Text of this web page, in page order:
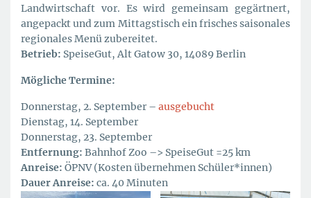
Landwirtschaft vor. Es wird gemeinsam gegärtnert,
angepackt und zum Mittagstisch ein frisches saisonales
regionales Menü zubereitet.
Betrieb: SpeiseGut, Alt Gatow 30, 14089 Berlin
MöglicheTermine:
Donnerstag, 2. September – ausgebucht
Dienstag, 14. September
Donnerstag, 23. September
Entfernung: Bahnhof Zoo –> SpeiseGut =25 km
Anreise: ÖPNV (Kosten übernehmen Schüler*innen)
Dauer Anreise: ca. 40 Minuten